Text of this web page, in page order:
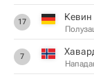
17 Кевин
7